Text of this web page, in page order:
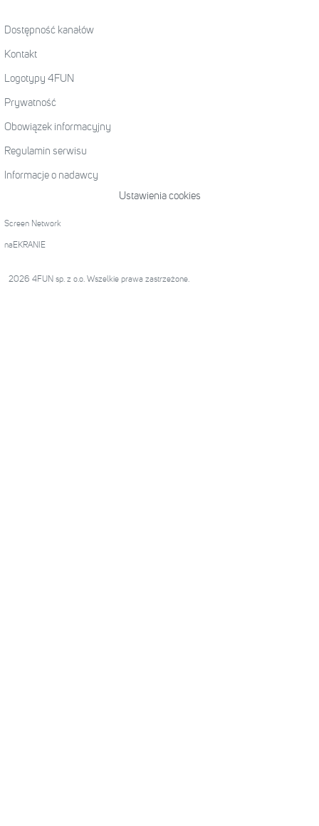
Dostępność kanałów
Kontakt
Logotypy 4FUN
Prywatność
Obowiązek informacyjny
Regulamin serwisu
Informacje o nadawcy
Ustawienia cookies
Screen Network
naEKRANIE
2026 4FUN sp. z o.o. Wszelkie prawa zastrzeżone.